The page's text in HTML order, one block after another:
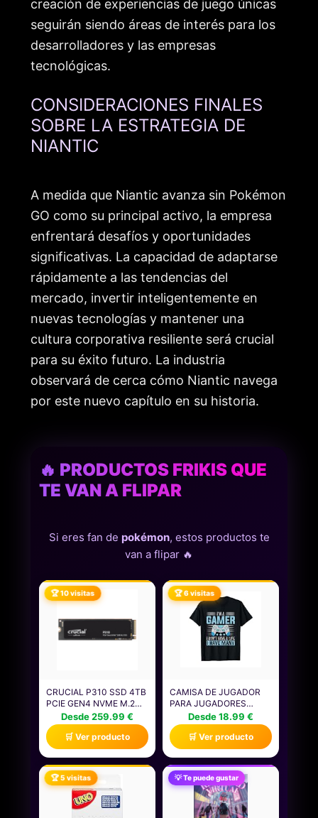
creación de experiencias de juego únicas
seguirán siendo áreas de interés para los
desarrolladores y las empresas
tecnológicas.
CONSIDERACIONES FINALES
SOBRE LA ESTRATEGIA DE
NIANTIC
A medida que Niantic avanza sin Pokémon
GO como su principal activo, la empresa
enfrentará desafíos y oportunidades
significativas. La capacidad de adaptarse
rápidamente a las tendencias del
mercado, invertir inteligentemente en
nuevas tecnologías y mantener una
cultura corporativa resiliente será crucial
para su éxito futuro. La industria
observará de cerca cómo Niantic navega
por este nuevo capítulo en su historia.
🔥 PRODUCTOS FRIKIS QUE
TE VAN A FLIPAR
Si eres fan de pokémon, estos productos te
van a flipar 🔥
🏆 10 visitas
CRUCIAL P310 SSD 4TB
PCIE GEN4 NVME M.2
2280, DISCO INTERNO,
HASTA 7.100 MB/S,
COMPATIBLE CON
ORDENADOR PORTÁTIL
Y DE SOBREMESA &
CONSOLAS DE JUEGOS
PORTÁTILES -
CT4000P310SSD801
Desde 259.99 €
🛒 Ver producto
🏆 6 visitas
CAMISA DE JUGADOR
PARA JUGADORES
NIÑOS HOMBRES
VIDEOJUEGOS JUEGOS
CAMISETA
Desde 18.99 €
🛒 Ver producto
🏆 5 visitas 💡 Te puede gustar